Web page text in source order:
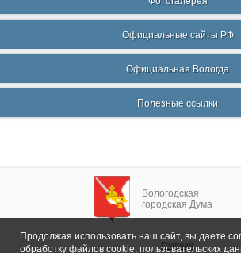
Официальные сайты РФ
Официальная Вологда
Полезные ссылки
Вологодская
городская Дума
Главная
Продолжая использовать наш сайт, вы даете
обработку файлов cookie, пользовательских